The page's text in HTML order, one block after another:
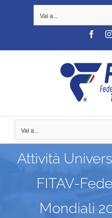
Vai a...
Vai a...
Attività
FITAV-
Mondiali